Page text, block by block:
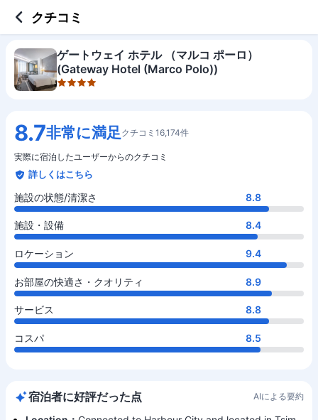
クチコミ
ゲートウェイ ホテル （マルコ ポーロ）
(Gateway Hotel (Marco Polo))
8.7非常に満足 クチコミ16,174件
実際に宿泊したユーザーからのクチコミ
詳しくはこちら
施設の状態/清潔さ 8.8
施設・設備 8.4
ロケーション 9.4
お部屋の快適さ・クオリティ 8.9
サービス 8.8
コスパ 8.5
宿泊者に好評だった点 AIによる要約